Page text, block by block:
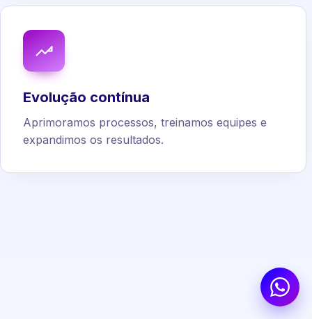
Evolução contínua
Aprimoramos processos, treinamos equipes e
expandimos os resultados.